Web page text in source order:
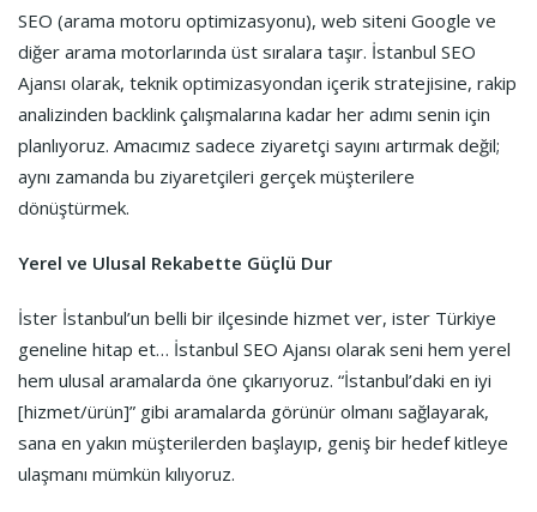
SEO (arama motoru optimizasyonu), web siteni Google ve
diğer arama motorlarında üst sıralara taşır. İstanbul SEO
Ajansı olarak, teknik optimizasyondan içerik stratejisine, rakip
analizinden backlink çalışmalarına kadar her adımı senin için
planlıyoruz. Amacımız sadece ziyaretçi sayını artırmak değil;
aynı zamanda bu ziyaretçileri gerçek müşterilere
dönüştürmek.
Yerel ve Ulusal Rekabette Güçlü Dur
İster İstanbul’un belli bir ilçesinde hizmet ver, ister Türkiye
geneline hitap et… İstanbul SEO Ajansı olarak seni hem yerel
hem ulusal aramalarda öne çıkarıyoruz. “İstanbul’daki en iyi
[hizmet/ürün]” gibi aramalarda görünür olmanı sağlayarak,
sana en yakın müşterilerden başlayıp, geniş bir hedef kitleye
ulaşmanı mümkün kılıyoruz.